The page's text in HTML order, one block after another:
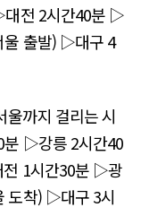
전 2시간40분 ▷
울 출발) ▷대구 4
울까지 걸리는 시
▷강릉 2시간40
1시간30분 ▷광
도착) ▷대구 3시